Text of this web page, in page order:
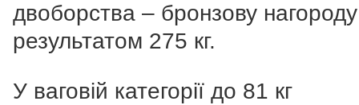
двоборства – бронзову
результатом 275 кг.
У ваговій категорії до 81 кг